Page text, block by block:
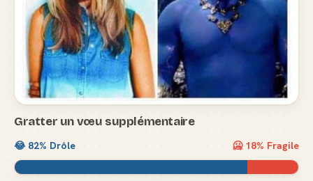
Gratter un vœu supplémentaire
😂 82% Drôle 🥶 18% Fragile